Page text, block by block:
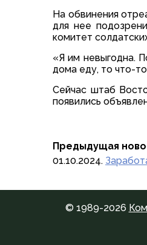
На обвинения
для нее
комитет
«Я им невыгодна.
дома еду, то что-
Сейчас штаб
появились
Предыдущая
01.10.2024.
© 1989-2026